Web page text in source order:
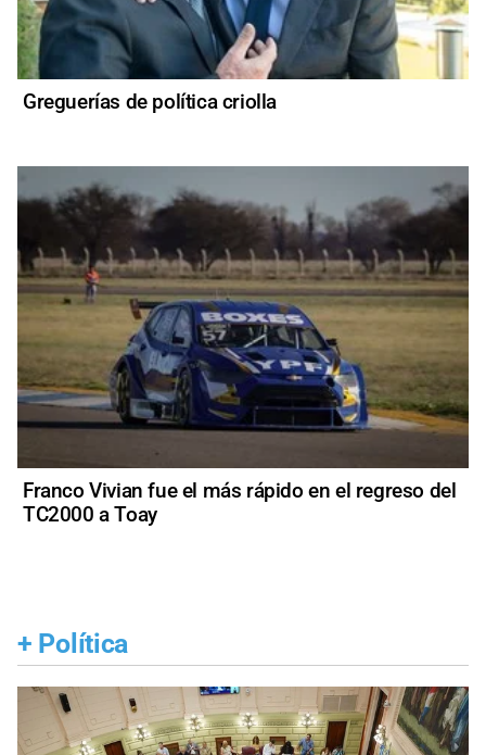
Greguerías de política criolla
Franco Vivian fue el más rápido en el regreso del
TC2000 a Toay
+ Política